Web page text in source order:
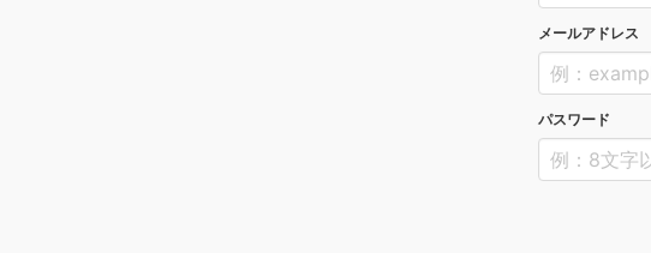
メールアドレス
パスワード